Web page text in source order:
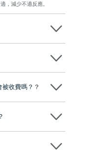
，減少不適反應。
、衛生同專業，讓客人
匯聚來自香港、內地的
植系統全球放心植牙中
粵港澳大灣區及周邊城
有八大分院，香港亦設
預約免費咨詢，讓人十
收費嗎？？